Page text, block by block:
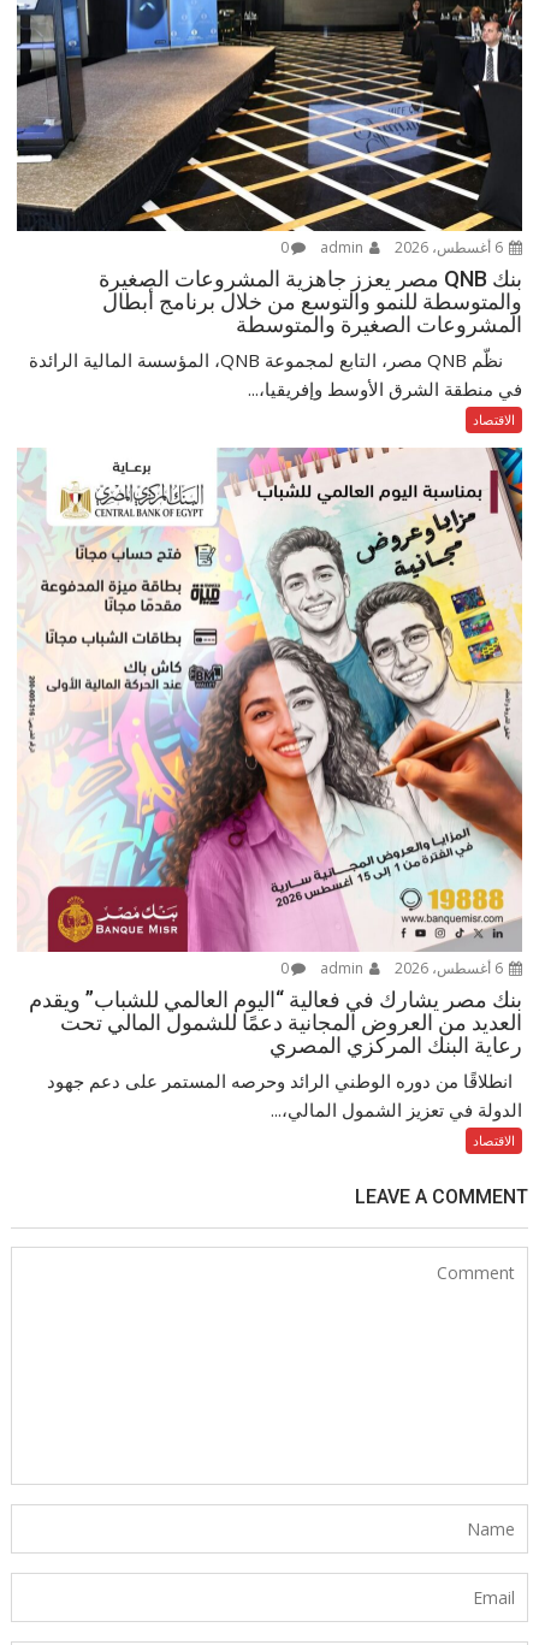
6 أغسطس، 2026 0
بنك QNB مصر يعزز جاهزية المشروعات الصغيرة
والمتوسطة للنمو والتوسع من خلال برنامج أبطال
المشروعات الصغيرة والمتوسطة
نظّم QNB مصر، التابع لمجموعة QNB، المؤسسة المالية الرائدة
في منطقة الشرق الأوسط وإفريقيا،...
الاقتصاد
6 أغسطس، 2026 0
بنك مصر يشارك في فعالية “اليوم العالمي للشباب” ويقدم
العديد من العروض المجانية دعمًا للشمول المالي تحت
رعاية البنك المركزي المصري
انطلاقًا من دوره الوطني الرائد وحرصه المستمر على دعم جهود
الدولة في تعزيز الشمول المالي،...
الاقتصاد
LEAVE A COMMENT